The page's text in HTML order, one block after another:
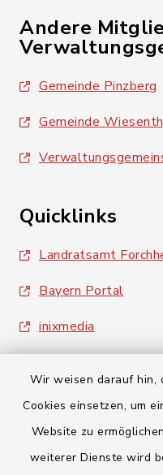
Wir weisen darauf hin,
Cookies einsetzen, um
Website zu
weiterer Dienste wird
Andere
Gemeinde Pinzberg
Gemeinde
Quicklinks
Landratsamt
Bayern Portal
inixmedia